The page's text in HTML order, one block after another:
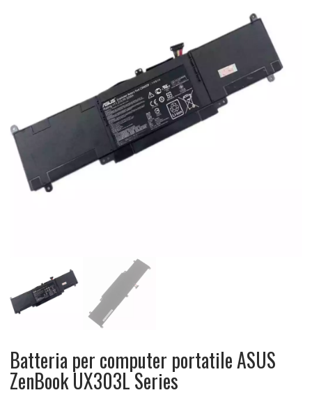
Batteria per computer portatile ASUS
ZenBook UX303L Series